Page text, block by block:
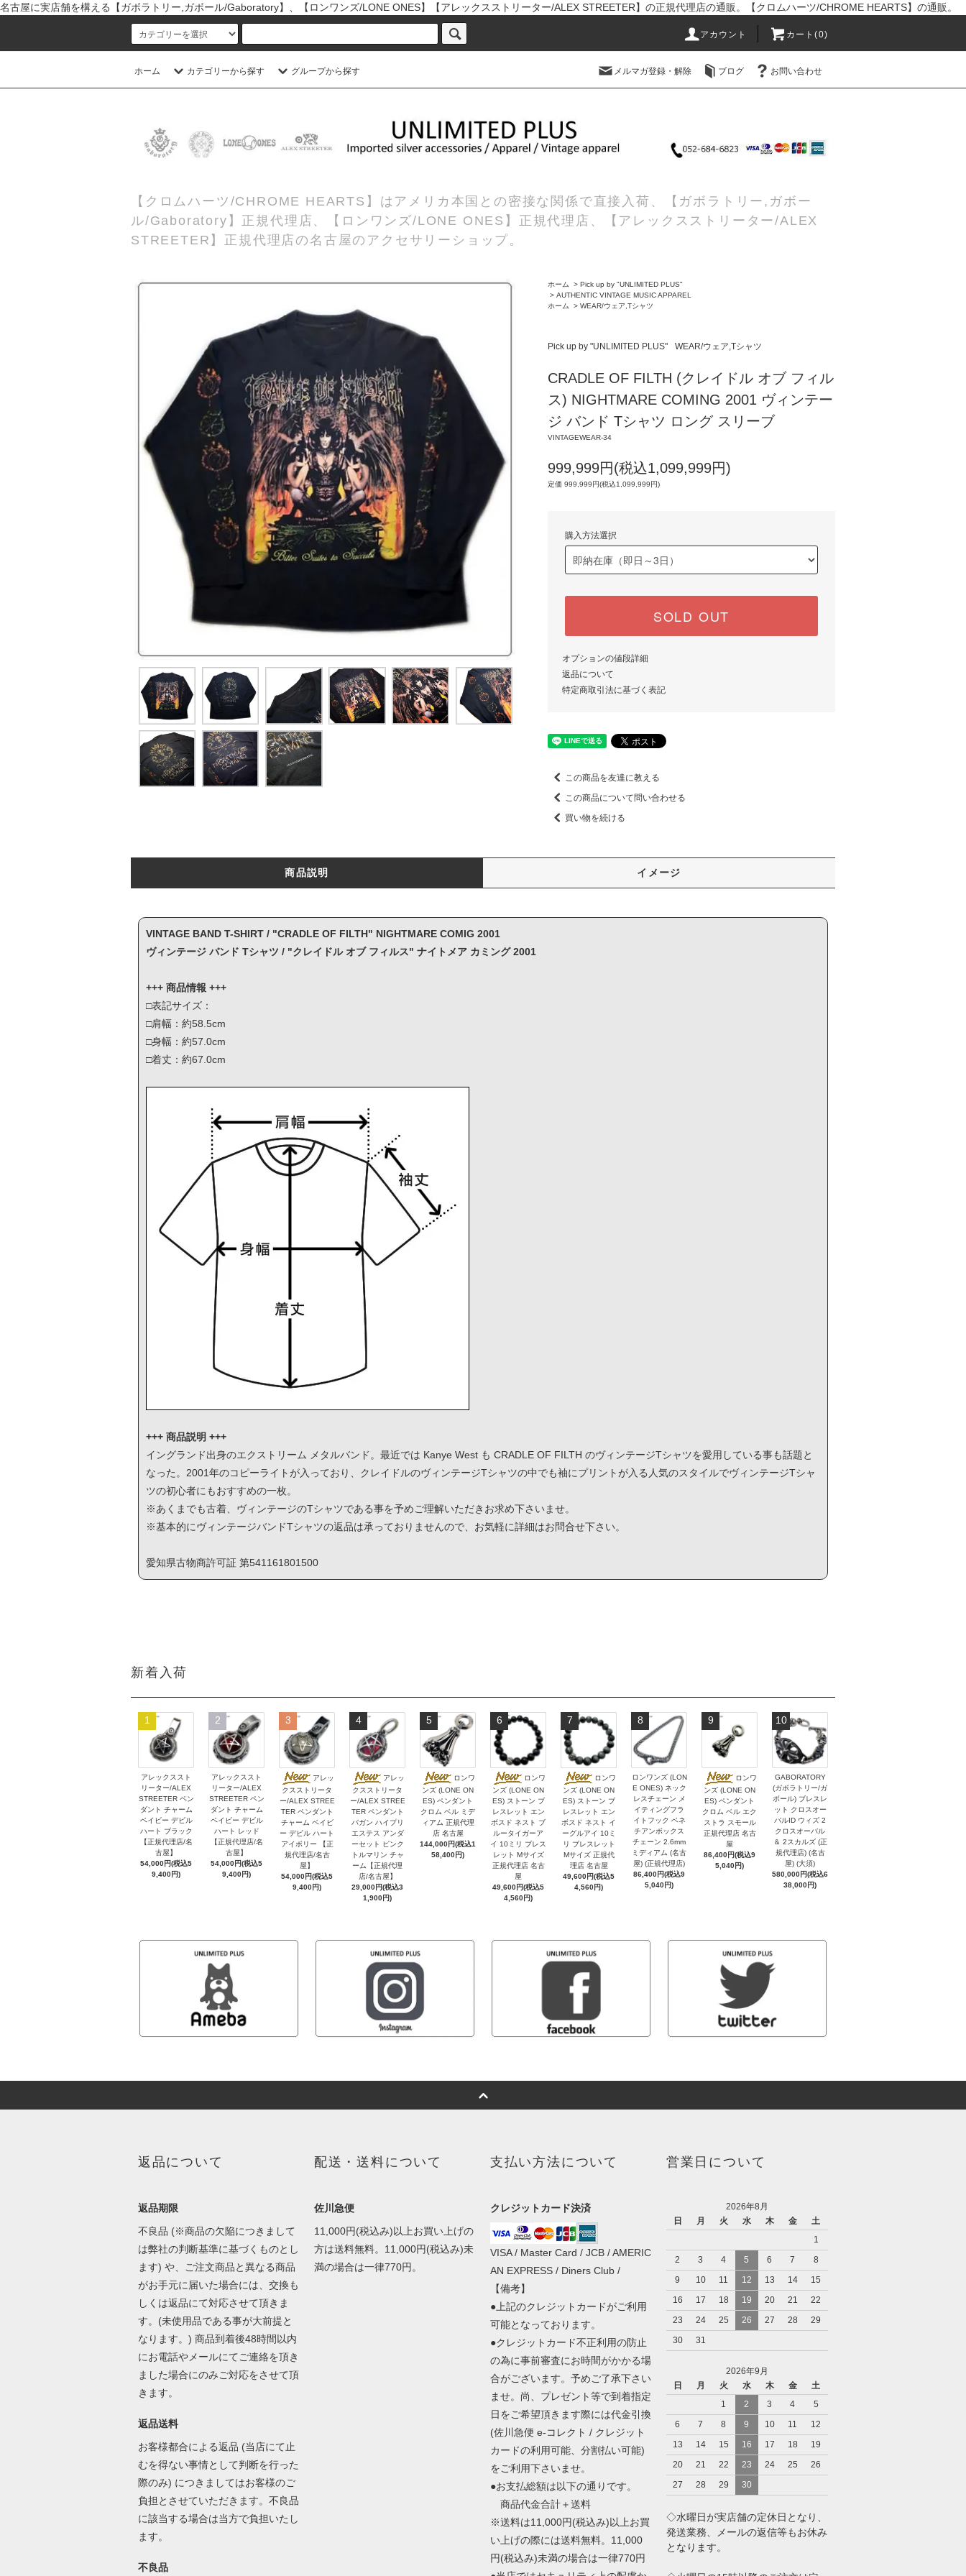
名古屋に実店舗を構える【ガボラトリー,ガボール/Gaboratory】、【ロンワンズ/LONE ONES】【アレックスストリーター/ALEX STREETER】の正規代理店の通販。【クロムハーツ/CHROME HEARTS】の通販。
アカウント カート(0)
ホーム カテゴリーから探す グループから探す メルマガ登録・解除 ブログ お問い合わせ
【クロムハーツ/CHROME HEARTS】はアメリカ本国との密接な関係で直接入荷、【ガボラトリー,ガボー
ル/Gaboratory】正規代理店、【ロンワンズ/LONE ONES】正規代理店、【アレックスストリーター/ALEX
STREETER】正規代理店の名古屋のアクセサリーショップ。
ホーム > Pick up by "UNLIMITED PLUS"
> AUTHENTIC VINTAGE MUSIC APPAREL
ホーム
> WEAR/ウェア,Tシャツ
Pick up by "UNLIMITED PLUS" WEAR/ウェア,Tシャツ
CRADLE OF FILTH (クレイドル オブ フィル
ス) NIGHTMARE COMING 2001 ヴィンテー
ジ バンド Tシャツ ロング スリーブ
VINTAGEWEAR-34
999,999円(税込1,099,999円)
定価 999,999円(税込1,099,999円)
購入方法選択
SOLD OUT
オプションの値段詳細
返品について
特定商取引法に基づく表記
この商品を友達に教える
この商品について問い合わせる
買い物を続ける
商品説明 イメージ
VINTAGE BAND T-SHIRT / "CRADLE OF FILTH" NIGHTMARE COMIG 2001
ヴィンテージ バンド Tシャツ / "クレイドル オブ フィルス" ナイトメア カミング 2001
+++ 商品情報 +++
□表記サイズ：
□肩幅：約58.5cm
□身幅：約57.0cm
□着丈：約67.0cm
+++ 商品説明 +++
イングランド出身のエクストリーム メタルバンド。最近では Kanye West も CRADLE OF FILTH のヴィンテージTシャツを愛用している事も話題と
なった。2001年のコピーライトが入っており、クレイドルのヴィンテージTシャツの中でも袖にプリントが入る人気のスタイルでヴィンテージTシャ
ツの初心者にもおすすめの一枚。
※あくまでも古着、ヴィンテージのTシャツである事を予めご理解いただきお求め下さいませ。
※基本的にヴィンテージバンドTシャツの返品は承っておりませんので、お気軽に詳細はお問合せ下さい。
愛知県古物商許可証 第541161801500
新着入荷
1
アレックススト
リーター/ALEX
STREETER ペン
ダント チャーム
ベイビー デビル
ハート ブラック
【正規代理店/名
古屋】
54,000円(税込5
9,400円)
2
アレックススト
リーター/ALEX
STREETER ペン
ダント チャーム
ベイビー デビル
ハート レッド
【正規代理店/名
古屋】
54,000円(税込5
9,400円)
3
アレッ
クスストリータ
ー/ALEX STREE
TER ペンダント
チャーム ベイビ
ー デビル ハート
アイボリー 【正
規代理店/名古
屋】
54,000円(税込5
9,400円)
4
アレッ
クスストリータ
ー/ALEX STREE
TER ペンダント
パガン ハイプリ
エステス アンダ
ーセット ピンク
トルマリン チャ
ーム【正規代理
店/名古屋】
29,000円(税込3
1,900円)
5
ロンワ
ンズ (LONE ON
ES) ペンダント
クロム ベル ミデ
ィアム 正規代理
店 名古屋
144,000円(税込1
58,400円)
6
ロンワ
ンズ (LONE ON
ES) ストーン ブ
レスレット エン
ボスド ネスト ブ
ルータイガーア
イ 10ミリ ブレス
レット Mサイズ
正規代理店 名古
屋
49,600円(税込5
4,560円)
7
ロンワ
ンズ (LONE ON
ES) ストーン ブ
レスレット エン
ボスド ネスト イ
ーグルアイ 10ミ
リ ブレスレット
Mサイズ 正規代
理店 名古屋
49,600円(税込5
4,560円)
8
ロンワンズ (LON
E ONES) ネック
レスチェーン メ
イティングフラ
イトフック ベネ
チアンボックス
チェーン 2.6mm
ミディアム (名古
屋) (正規代理店)
86,400円(税込9
5,040円)
9
ロンワ
ンズ (LONE ON
ES) ペンダント
クロム ベル エク
ストラ スモール
正規代理店 名古
屋
86,400円(税込9
5,040円)
10
GABORATORY
(ガボラトリー/ガ
ボール) ブレスレ
ット クロスオー
バルID ウィズ 2
クロスオーバル
＆ 2スカルズ (正
規代理店) (名古
屋) (大須)
580,000円(税込6
38,000円)
返品について
返品期限
不良品 (※商品の欠陥につきまして
は弊社の判断基準に基づくものとし
ます) や、ご注文商品と異なる商品
がお手元に届いた場合には、交換も
しくは返品にて対応させて頂きま
す。(未使用品である事が大前提と
なります。) 商品到着後48時間以内
にお電話やメールにてご連絡を頂き
ました場合にのみご対応をさせて頂
きます。
返品送料
お客様都合による返品 (当店にて止
むを得ない事情として判断を行った
際のみ) につきましてはお客様のご
負担とさせていただきます。不良品
に該当する場合は当方で負担いたし
ます。
不良品
配送・送料について
佐川急便
11,000円(税込み)以上お買い上げの
方は送料無料。11,000円(税込み)未
満の場合は一律770円。
支払い方法について
クレジットカード決済
VISA / Master Card / JCB / AMERIC
AN EXPRESS / Diners Club /
【備考】
●上記のクレジットカードがご利用
可能となっております。
●クレジットカード不正利用の防止
の為に事前審査にお時間がかかる場
合がございます。予めご了承下さい
ませ。尚、プレゼント等で到着指定
日をご希望頂きます際には代金引換
(佐川急便 e-コレクト / クレジット
カードの利用可能、分割払い可能)
をご利用下さいませ。
●お支払総額は以下の通りです。
商品代金合計＋送料
※送料は11,000円(税込み)以上お買
い上げの際には送料無料。11,000
円(税込み)未満の場合は一律770円
営業日について
2026年8月
日
月 火 水 木 金
土
1
2
3 4 5 6 7
8
9
10 11 12 13 14
15
16
17 18 19 20 21
22
23
24 25 26 27 28
29
30
31
2026年9月
日
月 火 水 木 金
土
1
2 3 4
5
6
7 8 9 10 11
12
13
14 15 16 17 18
19
20
21 22 23 24 25
26
27
28 29 30
◇水曜日が実店舗の定休日となり、
発送業務、メールの返信等もお休み
となります。